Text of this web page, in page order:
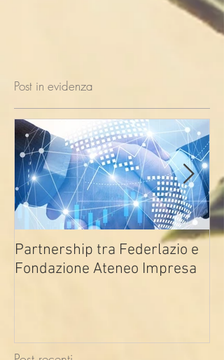
Post in evidenza
Partnership tra Federlazio e
Fondazione Ateneo Impresa